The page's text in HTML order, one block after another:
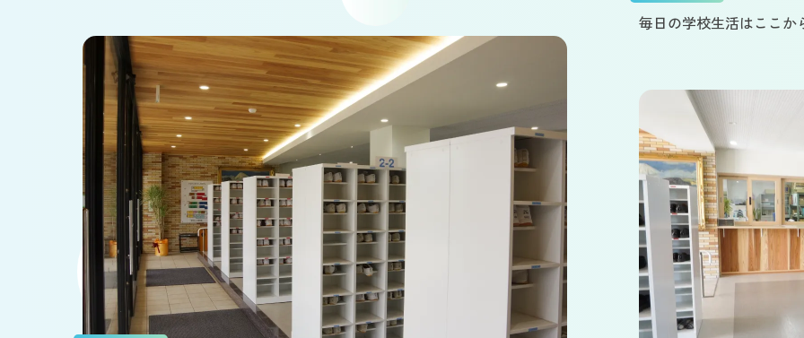
毎日の学校生活はここか